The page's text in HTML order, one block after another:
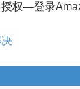
—登录